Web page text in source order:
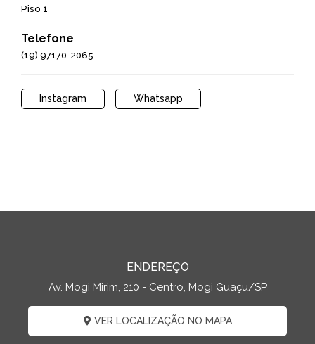
Piso 1
Telefone
(19) 97170-2065
Instagram Whatsapp
ENDEREÇO
Av. Mogi Mirim, 210 - Centro, Mogi Guaçu/SP
VER LOCALIZAÇÃO NO MAPA